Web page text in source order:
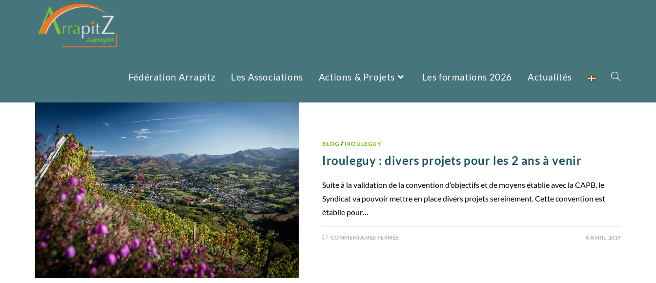
Fédération Arrapitz Les Associations Actions & Projets Les formations 2026 Actualités
BLOG / IROULEGUY
Irouleguy : divers projets pour les 2 ans à venir
Suite à la validation de la convention d’objectifs et de moyens établie avec la CAPB, le
Syndicat va pouvoir mettre en place divers projets sereinement. Cette convention est
établie pour…
COMMENTAIRES FERMÉS 6 AVRIL 2019